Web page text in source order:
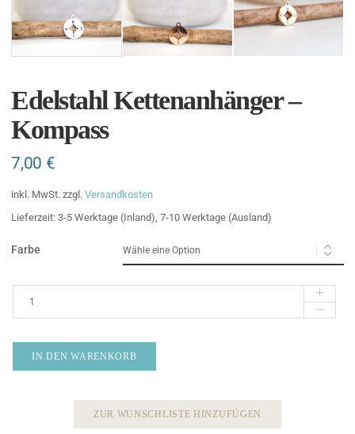
Edelstahl Kettenanhänger –
Kompass
7,00 €
inkl. MwSt. zzgl. Versandkosten
Lieferzeit: 3-5 Werktage (Inland), 7-10 Werktage (Ausland)
Farbe
IN DEN WARENKORB
ZUR WUNSCHLISTE HINZUFÜGEN